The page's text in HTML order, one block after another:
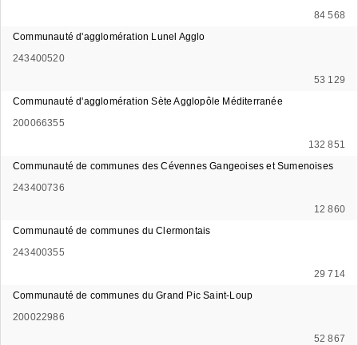
84 568
Communauté d'agglomération Lunel Agglo
243400520
53 129
Communauté d'agglomération Sète Agglopôle Méditerranée
200066355
132 851
Communauté de communes des Cévennes Gangeoises et Sumenoises
243400736
12 860
Communauté de communes du Clermontais
243400355
29 714
Communauté de communes du Grand Pic Saint-Loup
200022986
52 867